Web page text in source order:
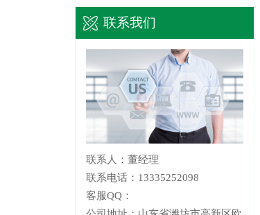
联系我们
联系人：董经理
联系电话：13335252098
客服QQ：